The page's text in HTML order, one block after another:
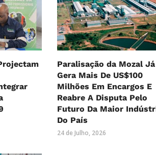
Paralisação da Mozal Já
Gera Mais De US$100
Milhões Em Encargos E
Reabre A Disputa Pelo
Futuro Da Maior
Do País
24 de Julho, 2026